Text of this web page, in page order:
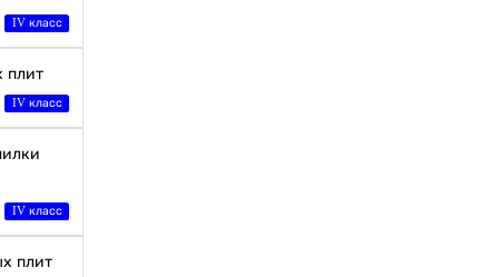
IV класс
плит
IV класс
IV класс
плит